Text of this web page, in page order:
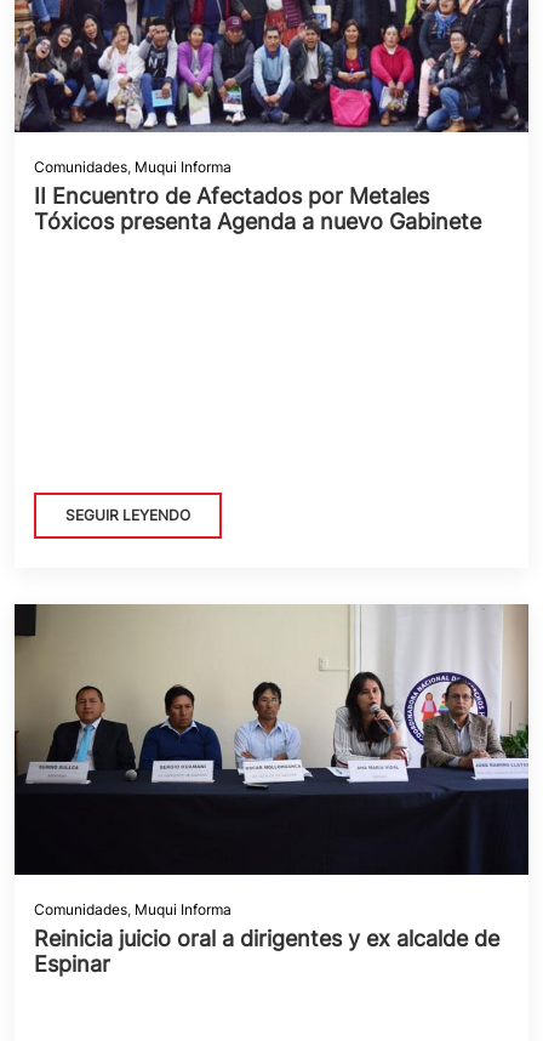
Comunidades, Muqui Informa
II Encuentro de Afectados por Metales
Tóxicos presenta Agenda a nuevo Gabinete
SEGUIR LEYENDO
Comunidades, Muqui Informa
Reinicia juicio oral a dirigentes y ex alcalde de
Espinar